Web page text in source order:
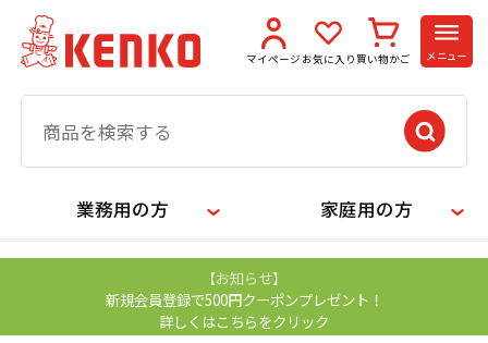
マイページ お気に入り 買い物かご メニュー
業務用の方 家庭用の方
【お知らせ】
新規会員登録で500円クーポンプレゼント！
詳しくはこちらをクリック